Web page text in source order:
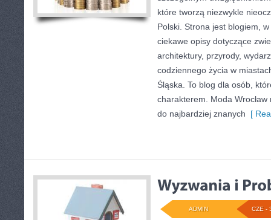
które tworzą niezwykle
Polski. Strona jest blogiem,
ciekawe opisy dotyczące
architektury, przyrody,
codziennego życia w
Śląska. To blog dla osób,
charakterem. Moda Wrocław
do najbardziej znanych [
CZE -
ADMIN